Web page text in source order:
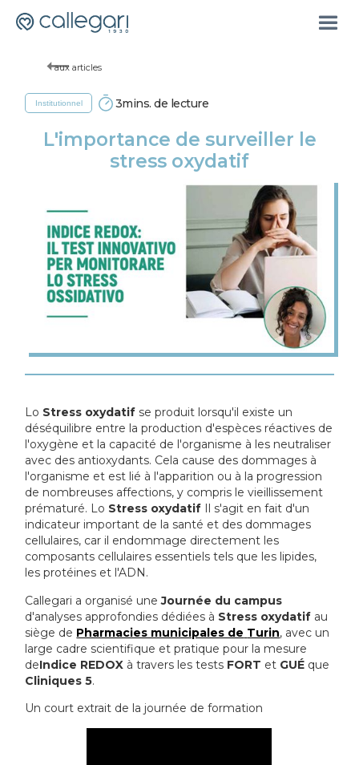
aux articles
Institutionnel 3mins. de lecture
L'importance de surveiller le
stress oxydatif
Lo Stress oxydatif se produit lorsqu'il existe un
déséquilibre entre la production d'espèces réactives de
l'oxygène et la capacité de l'organisme à les neutraliser
avec des antioxydants. Cela cause des dommages à
l'organisme et est lié à l'apparition ou à la progression
de nombreuses affections, y compris le vieillissement
prématuré. Lo Stress oxydatif Il s'agit en fait d'un
indicateur important de la santé et des dommages
cellulaires, car il endommage directement les
composants cellulaires essentiels tels que les lipides,
les protéines et l'ADN.
Callegari a organisé uneJournée du campus
d'analyses approfondies dédiées à Stress oxydatif au
siège de Pharmacies municipales de Turin, avec un
large cadre scientifique et pratique pour la mesure
deIndice REDOX à travers les tests FORT et GUÉ que
Cliniques 5.
Un court extrait de la journée de formation